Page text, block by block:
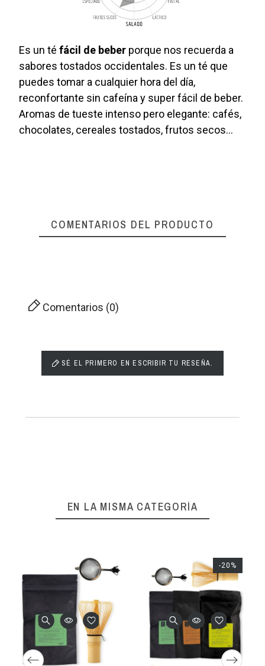
Es un téfácil de beber porque nos recuerda a
sabores tostados occidentales. Es un té que
puedes tomar a cualquier hora del día,
reconfortante sin cafeína y super fácil de beber.
Aromas de tueste intenso pero elegante: cafés,
chocolates, cereales tostados, frutos secos...
COMENTARIOS DEL PRODUCTO
Comentarios (0)
SÉ EL PRIMERO EN ESCRIBIR TU RESEÑA.
EN LA MISMA CATEGORÍA
-20%